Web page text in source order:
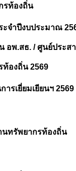
รท้องถิ่น
จำปีงบประมาณ
อพ.สธ. / ศูนย์ประส
องถิ่น 2569
รเยี่ยมเยียนฯ 2569
นทรัพยากรท้องถิ่น